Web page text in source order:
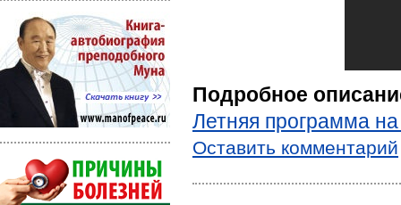
Подробное
Летняя программа
Оставить комментарий